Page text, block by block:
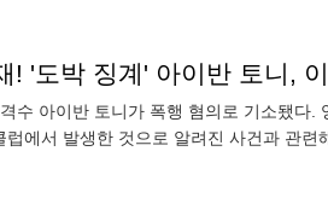
수 아이반 토니가 폭행 혐의로 기소됐다.
에서 발생한 것으로 알려진 사건과 관련